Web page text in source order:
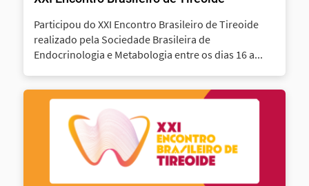
Participou do XXI Encontro Brasileiro de Tireoide
realizado pela Sociedade Brasileira de
Endocrinologia e Metabologia entre os dias 16 a...